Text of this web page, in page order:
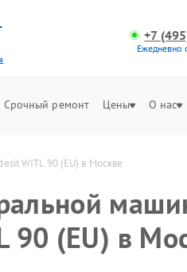
+7
Ежедневно
Срочный ремонт Цены О нас
WITL 90 (EU) в Москве
90 (EU) в